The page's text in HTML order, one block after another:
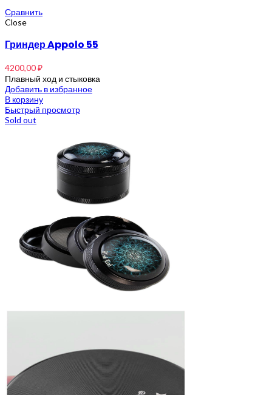
Сравнить
Close
Гриндер Appolo 55
4200,00₽
Плавный ход и стыковка
Добавить в избранное
В корзину
Быстрый просмотр
Sold out